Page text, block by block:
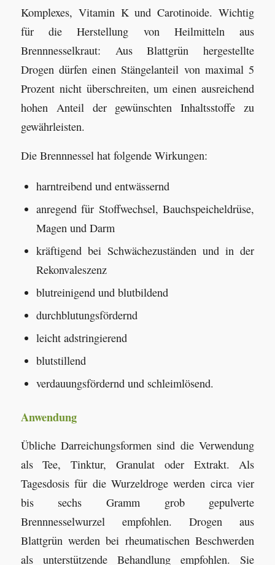
Komplexes, Vitamin K und Carotinoide. Wichtig
für die Herstellung von Heilmitteln aus
Brennnesselkraut: Aus Blattgrün hergestellte
Drogen dürfen einen Stängelanteil von maximal 5
Prozent nicht überschreiten, um einen ausreichend
hohen Anteil der gewünschten Inhaltsstoffe zu
gewährleisten.
Die Brennnessel hat folgende Wirkungen:
harntreibend und entwässernd
anregend für Stoffwechsel, Bauchspeicheldrüse,
Magen und Darm
kräftigend bei Schwächezuständen und in der
Rekonvaleszenz
blutreinigend und blutbildend
durchblutungsfördernd
leicht adstringierend
blutstillend
verdauungsfördernd und schleimlösend.
Anwendung
Übliche Darreichungsformen sind die Verwendung
als Tee, Tinktur, Granulat oder Extrakt. Als
Tagesdosis für die Wurzeldroge werden circa vier
bis sechs Gramm grob gepulverte
Brennnesselwurzel empfohlen. Drogen aus
Blattgrün werden bei rheumatischen Beschwerden
als unterstützende Behandlung empfohlen. Sie